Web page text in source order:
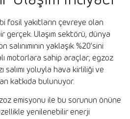
fosil yakıtların çevreye olan
gerçek. Ulaşım sektörü, dünya
yaklaşık %20’sini
motorlara sahip araçlar; egzoz
salımı yoluyla hava kirliliği ve
katkıda bulunuyor.
emisyonu ile bu sorunun önüne
yenilenebilir enerji